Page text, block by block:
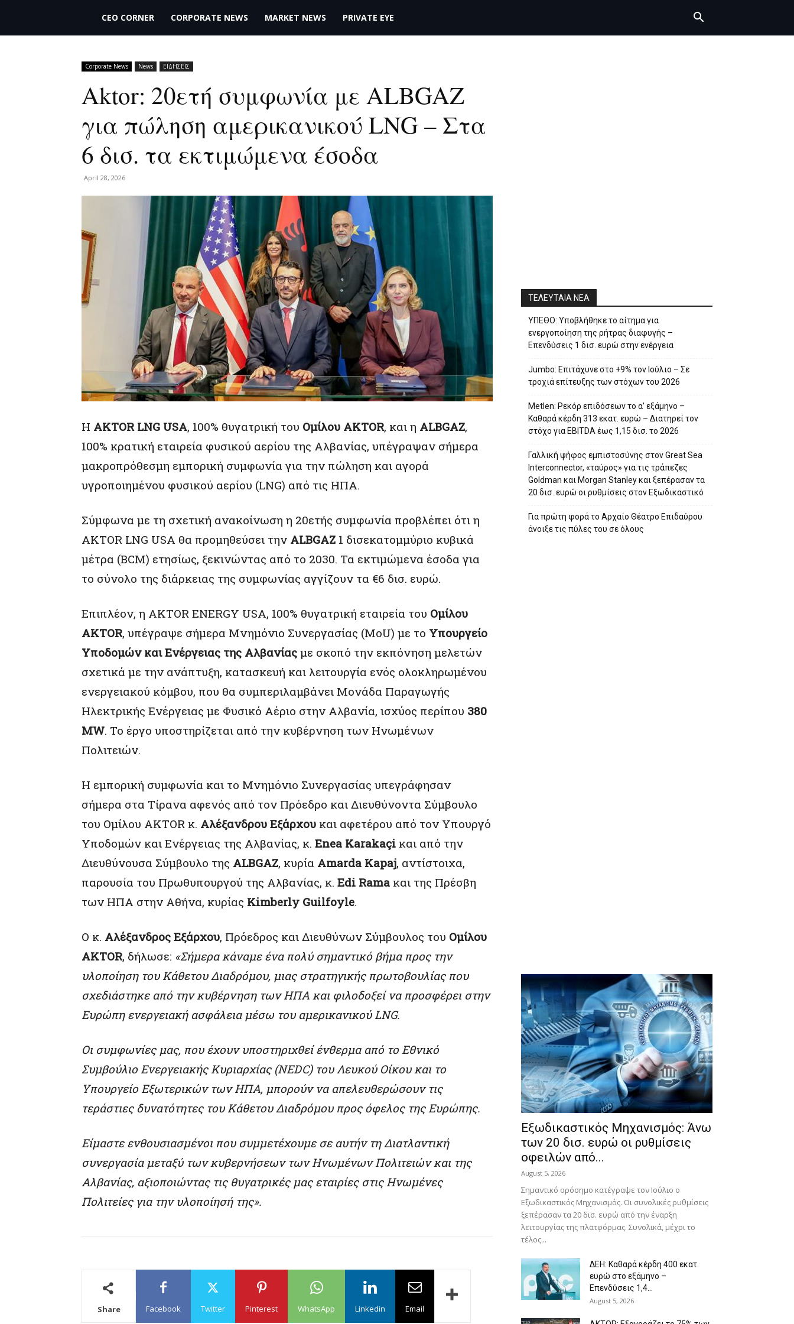
THECEO.gr
CEO CORNER CORPORATE NEWS MARKET NEWS PRIVATE EYE
Corporate News News ΕΙΔΗΣΕΙΣ
Aktor: 20ετή συμφωνία με ALBGAZ
για πώληση αμερικανικού LNG – Στα
6 δισ. τα εκτιμώμενα έσοδα
April 28, 2026
Η AKTOR LNG USA, 100% θυγατρική του Ομίλου AKTOR, και η ALBGAZ,
100% κρατική εταιρεία φυσικού αερίου της Αλβανίας, υπέγραψαν σήμερα
μακροπρόθεσμη εμπορική συμφωνία για την πώληση και αγορά
υγροποιημένου φυσικού αερίου (LNG) από τις ΗΠΑ.
Σύμφωνα με τη σχετική ανακοίνωση η 20ετής συμφωνία προβλέπει ότι η
AKTOR LNG USA θα προμηθεύσει την ALBGAZ 1 δισεκατομμύριο κυβικά
μέτρα (BCM) ετησίως, ξεκινώντας από το 2030. Τα εκτιμώμενα έσοδα για
το σύνολο της διάρκειας της συμφωνίας αγγίζουν τα €6 δισ. ευρώ.
Επιπλέον, η AKTOR ENERGY USA, 100% θυγατρική εταιρεία του Ομίλου
AKTOR, υπέγραψε σήμερα Μνημόνιο Συνεργασίας (MoU) με το Υπουργείο
Υποδομών και Ενέργειας της Αλβανίας με σκοπό την εκπόνηση μελετών
σχετικά με την ανάπτυξη, κατασκευή και λειτουργία ενός ολοκληρωμένου
ενεργειακού κόμβου, που θα συμπεριλαμβάνει Μονάδα Παραγωγής
Ηλεκτρικής Ενέργειας με Φυσικό Αέριο στην Αλβανία, ισχύος περίπου 380
MW. Το έργο υποστηρίζεται από την κυβέρνηση των Ηνωμένων
Πολιτειών.
Η εμπορική συμφωνία και το Μνημόνιο Συνεργασίας υπεγράφησαν
σήμερα στα Τίρανα αφενός από τον Πρόεδρο και Διευθύνοντα Σύμβουλο
του Ομίλου AKTOR κ. Αλέξανδρου Εξάρχου και αφετέρου από τον Υπουργό
Υποδομών και Ενέργειας της Αλβανίας, κ. Enea Karakaçi και από την
Διευθύνουσα Σύμβουλο της ALBGAZ, κυρία Amarda Kapaj, αντίστοιχα,
παρουσία του Πρωθυπουργού της Αλβανίας, κ. Edi Rama και της Πρέσβη
των ΗΠΑ στην Αθήνα, κυρίας Kimberly Guilfoyle.
Ο κ. Αλέξανδρος Εξάρχου, Πρόεδρος και Διευθύνων Σύμβουλος του Ομίλου
AKTOR, δήλωσε: «Σήμερα κάναμε ένα πολύ σημαντικό βήμα προς την
υλοποίηση του Κάθετου Διαδρόμου, μιας στρατηγικής πρωτοβουλίας που
σχεδιάστηκε από την κυβέρνηση των ΗΠΑ και φιλοδοξεί να προσφέρει στην
Ευρώπη ενεργειακή ασφάλεια μέσω του αμερικανικού LNG.
Οι συμφωνίες μας, που έχουν υποστηριχθεί ένθερμα από το Εθνικό
Συμβούλιο Ενεργειακής Κυριαρχίας (NEDC) του Λευκού Οίκου και το
Υπουργείο Εξωτερικών των ΗΠΑ, μπορούν να απελευθερώσουν τις
τεράστιες δυνατότητες του Κάθετου Διαδρόμου προς όφελος της Ευρώπης.
Είμαστε ενθουσιασμένοι που συμμετέχουμε σε αυτήν τη Διατλαντική
συνεργασία μεταξύ των κυβερνήσεων των Ηνωμένων Πολιτειών και της
Αλβανίας, αξιοποιώντας τις θυγατρικές μας εταιρίες στις Ηνωμένες
Πολιτείες για την υλοποίησή της».
Share Facebook Twitter Pinterest WhatsApp Linkedin Email
ΤΕΛΕΥΤΑΙΑ ΝΕΑ
ΥΠΕΘΟ: Υποβλήθηκε το αίτημα για
ενεργοποίηση της ρήτρας διαφυγής –
Επενδύσεις 1 δισ. ευρώ στην ενέργεια
Jumbo: Επιτάχυνε στο +9% τον Ιούλιο – Σε
τροχιά επίτευξης των στόχων του 2026
Metlen: Ρεκόρ επιδόσεων το α’ εξάμηνο –
Kαθαρά κέρδη 313 εκατ. ευρώ – Διατηρεί τον
στόχο για EBITDA έως 1,15 δισ. το 2026
Γαλλική ψήφος εμπιστοσύνης στον Great Sea
Interconnector, «ταύρος» για τις τράπεζες
Goldman και Morgan Stanley και ξεπέρασαν τα
20 δισ. ευρώ οι ρυθμίσεις στον Εξωδικαστικό
Για πρώτη φορά το Αρχαίο Θέατρο Επιδαύρου
άνοιξε τις πύλες του σε όλους
Eξωδικαστικός Μηχανισμός: Άνω
των 20 δισ. ευρώ οι ρυθμίσεις
οφειλών από...
August 5, 2026
Σημαντικό ορόσημο κατέγραψε τον Ιούλιο ο
Εξωδικαστικός Μηχανισμός. Οι συνολικές ρυθμίσεις
ξεπέρασαν τα 20 δισ. ευρώ από την έναρξη
λειτουργίας της πλατφόρμας. Συνολικά, μέχρι το
τέλος...
ΔΕΗ: Καθαρά κέρδη 400 εκατ.
ευρώ στο εξάμηνο –
Επενδύσεις 1,4...
August 5, 2026